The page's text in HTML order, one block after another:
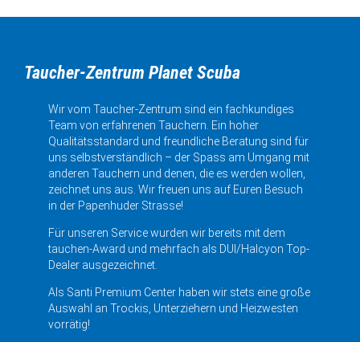
Taucher-Zentrum Planet Scuba
Wir vom Taucher-Zentrum sind ein fachkundiges
Team von erfahrenen Tauchern. Ein hoher
Qualitätsstandard und freundliche Beratung sind für
uns selbstverständlich – der Spass am Umgang mit
anderen Tauchern und denen, die es werden wollen,
zeichnet uns aus. Wir freuen uns auf Euren Besuch
in der Papenhuder Strasse!
Für unseren Service wurden wir bereits mit dem
tauchen-Award und mehrfach als DUI/Halcyon Top-
Dealer ausgezeichnet.
Als Santi Premium Center haben wir stets eine große
Auswahl an Trockis, Unterziehern und Heizwesten
vorrätig!